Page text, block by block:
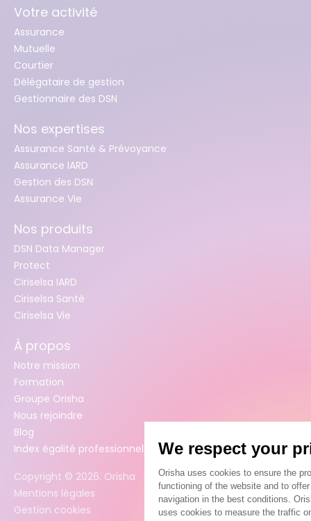
Votre activité
Assurance
Mutuelle
Courtier
Délégataire de gestion
Gestionnaire des DSN
Nos expertises
Assurance Santé & Prévoyance
Assurance IARD
Gestion des DSN
Assurance Vie
Nos produits
DSN Data Manager
Protect
Ciriselsa IARD
Ciriselsa Santé
Ciriselsa Vie
À propos
Notre mission
Formation
Groupe Orisha
Nous rejoindre
Blog
Index égalité professionnelle femmes / hommes
Copyright © 2026. Orisha
Mentions légales
Gestion cookies